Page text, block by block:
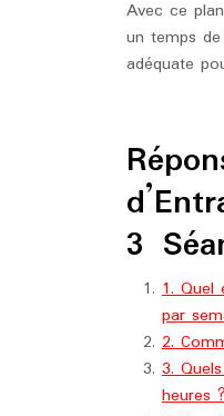
Avec ce
un temps de
adéquate
3
1. Quel
par
2.
3.
heures